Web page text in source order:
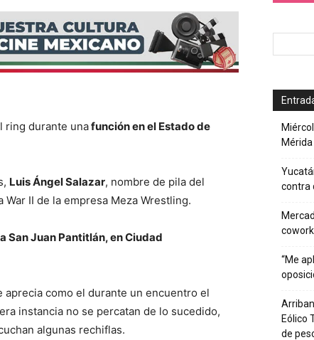
ring durante unafunción en el Estado de
Luis Ángel Salazar, nombre de pila del
II de la empresa Meza Wrestling.
San Juan Pantitlán, en Ciudad
como el durante un encuentro el
instancia no se percatan de lo sucedido,
algunas rechiflas.
Mérida
contra
“Me
Eólico
de